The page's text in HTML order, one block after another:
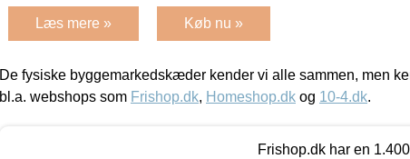
Læs mere » Køb nu »
De fysiske byggemarkedskæder kender vi alle sammen, men
bl.a. webshops som Frishop.dk, Homeshop.dk og 10-4.dk.
Frishop.dk har en